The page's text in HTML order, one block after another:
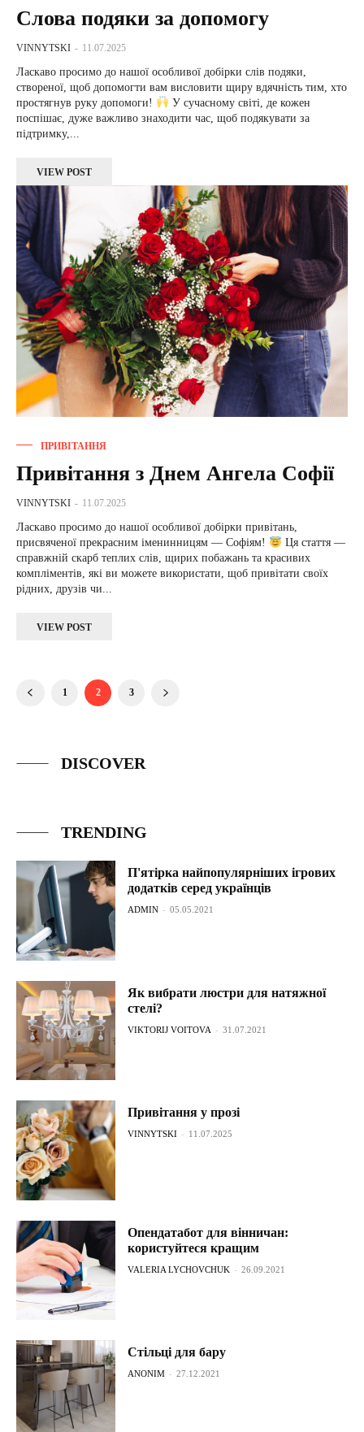
Слова подяки за допомогу
VINNYTSKI - 11.07.2025
Ласкаво просимо до нашої особливої добірки слів подяки,
створеної, щоб допомогти вам висловити щиру вдячність тим, хто
простягнув руку допомоги!
У сучасному світі, де кожен
поспішає, дуже важливо знаходити час, щоб подякувати за
підтримку,...
VIEW POST
ПРИВІТАННЯ
Привітання з Днем Ангела Софії
VINNYTSKI - 11.07.2025
Ласкаво просимо до нашої особливої добірки привітань,
присвяченої прекрасним іменинницям — Софіям!
Ця стаття —
справжній скарб теплих слів, щирих побажань та красивих
компліментів, які ви можете використати, щоб привітати своїх
рідних, друзів чи...
VIEW POST
1 2 3
DISCOVER
TRENDING
П'ятірка найпопулярніших ігрових
додатків серед українців
ADMIN - 05.05.2021
Як вибрати люстри для натяжної
стелі?
VIKTORIJ VOITOVA - 31.07.2021
Привітання у прозі
VINNYTSKI - 11.07.2025
Опендатабот для вінничан:
користуйтеся кращим
VALERIA LYCHOVCHUK - 26.09.2021
Стільці для бару
ANONIM - 27.12.2021